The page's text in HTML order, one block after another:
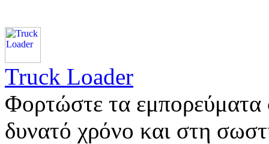
Truck Loader
Φορτώστε τα
δυνατό χρόνο και στη